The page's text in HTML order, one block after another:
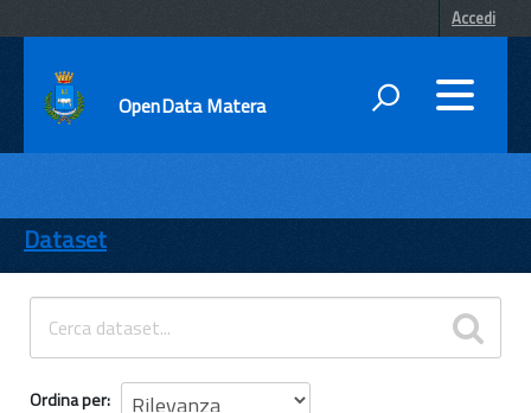
Accedi
OpenData Matera
ENTI
TEMI
INFORMAZIONI
Dataset
Ordina per